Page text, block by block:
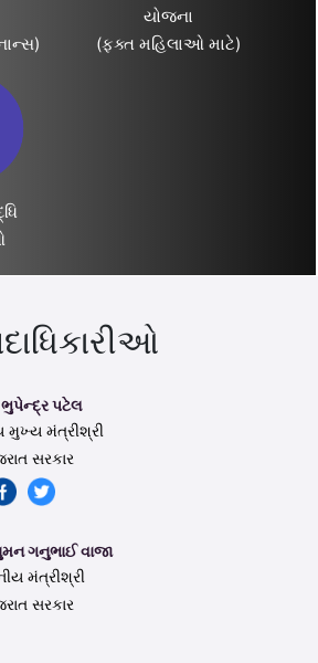
ભુપેન્દ્ર પટેલ
મુખ્ય મંત્રીશ્રી
સરકાર
ગનુભાઈ વાજા
મંત્રીશ્રી
સરકાર
યોજના
(ફક્ત મહિલાઓ માટે)